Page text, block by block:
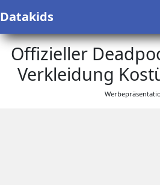
Datakids
Offizieller
Verkleidung